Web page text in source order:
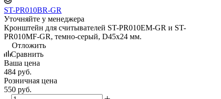
ST-PR010BR-GR
Уточняйте у менеджера
Кронштейн для считывателей ST-PR010EM-GR и ST-
PR010MF-GR, темно-серый, D45x24 мм.
Отложить
Сравнить
Ваша цена
484 руб.
Розничная цена
550 руб.